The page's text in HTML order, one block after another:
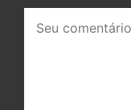
comentário: